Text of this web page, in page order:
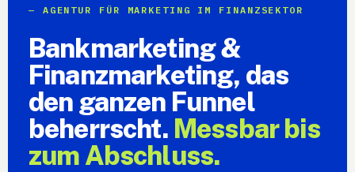
AGENTUR FÜR MARKETING IM FINANZSEKTOR
Bankmarketing &
Finanzmarketing, das
den ganzen Funnel
beherrscht. Messbar bis
zum Abschluss.